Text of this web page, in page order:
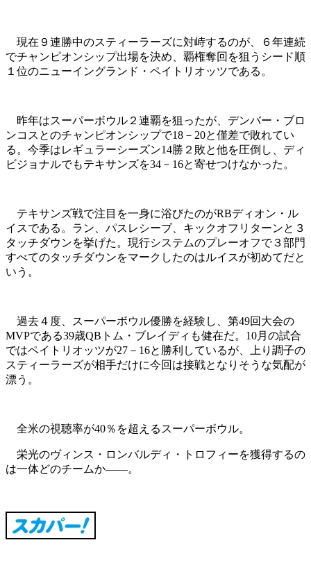
現在９連勝中のスティーラーズに対峙するのが、６年連続
でチャンピオンシップ出場を決め、覇権奪回を狙うシード順
１位のニューイングランド・ペイトリオッツである。
昨年はスーパーボウル２連覇を狙ったが、デンバー・ブロ
ンコスとのチャンピオンシップで18－20と僅差で敗れてい
る。今季はレギュラーシーズン14勝２敗と他を圧倒し、ディ
ビジョナルでもテキサンズを34－16と寄せつけなかった。
テキサンズ戦で注目を一身に浴びたのがRBディオン・ル
イスである。ラン、パスレシーブ、キックオフリターンと３
タッチダウンを挙げた。現行システムのプレーオフで３部門
すべてのタッチダウンをマークしたのはルイスが初めてだと
いう。
過去４度、スーパーボウル優勝を経験し、第49回大会の
MVPである39歳QBトム・ブレイディも健在だ。10月の試合
ではペイトリオッツが27－16と勝利しているが、上り調子の
スティーラーズが相手だけに今回は接戦となりそうな気配が
漂う。
全米の視聴率が40％を超えるスーパーボウル。
栄光のヴィンス・ロンバルディ・トロフィーを獲得するの
は一体どのチームか――。